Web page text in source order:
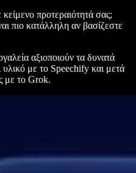
προτεραιότητά σας;
πιο κατάλληλη αν βασίζεστε
αξιοποιούν τα δυνατά
με το Speechify και μετά
με το Grok.